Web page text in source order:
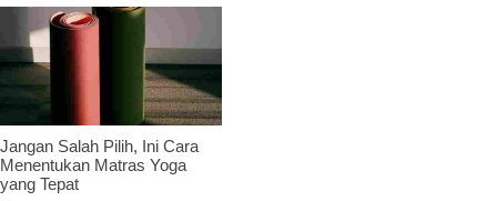
Jangan Salah Pilih, Ini Cara
Menentukan Matras Yoga
yang Tepat